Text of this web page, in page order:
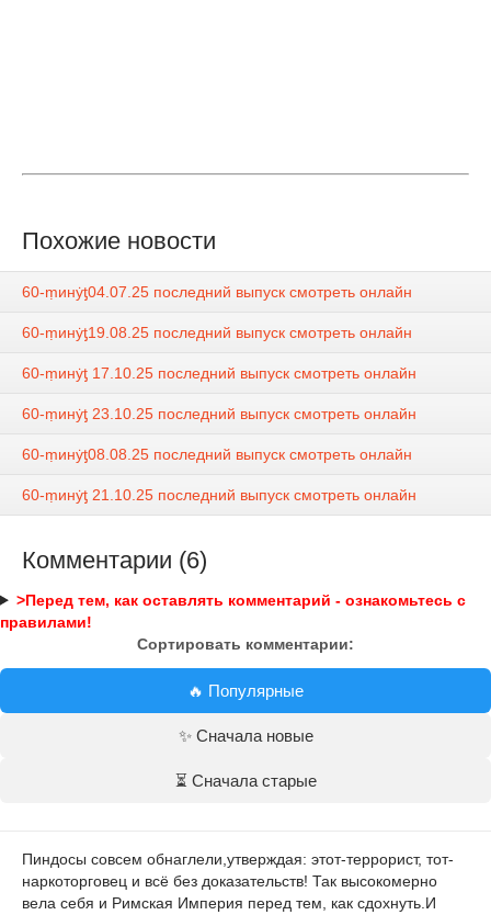
Похожие новости
60-ṃинẏƫ04.07.25 последний выпуск смотреть онлайн
60-ṃинẏƫ19.08.25 последний выпуск смотреть онлайн
60-ṃинẏƫ 17.10.25 последний выпуск смотреть онлайн
60-ṃинẏƫ 23.10.25 последний выпуск смотреть онлайн
60-ṃинẏƫ08.08.25 последний выпуск смотреть онлайн
60-ṃинẏƫ 21.10.25 последний выпуск смотреть онлайн
Комментарии (6)
>Перед тем, как оставлять комментарий - ознакомьтесь с
правилами!
Сортировать комментарии:
🔥 Популярные
✨ Сначала новые
⏳ Сначала старые
Пиндосы совсем обнаглели,утверждая: этот-террорист, тот-
наркоторговец и всё без доказательств! Так высокомерно
вела себя и Римская Империя перед тем, как сдохнуть.И